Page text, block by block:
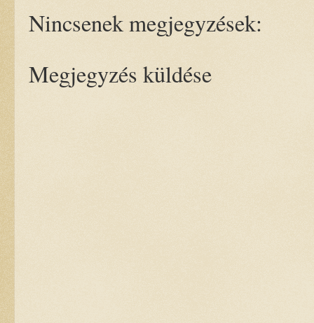
Nincsenek megjegyzések:
Megjegyzés küldése